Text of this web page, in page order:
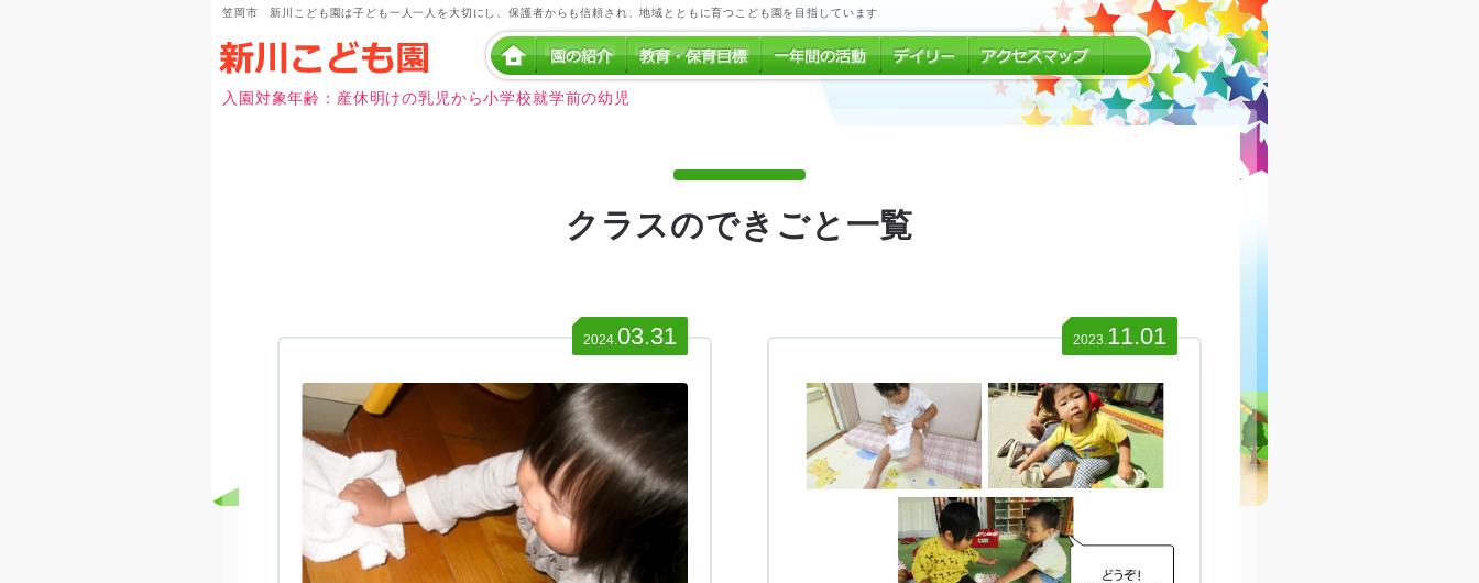
笠岡市 新川こども園は子ども一人一人を大切にし、保護者からも信頼され、地域とともに育つこども園を目指しています
入園対象年齢：産休明けの乳児から小学校就学前の幼児
クラスのできごと一覧
2024.03.31 2023.11.01